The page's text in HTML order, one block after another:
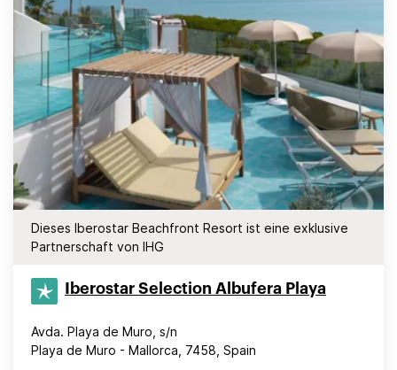
Dieses Iberostar Beachfront Resort ist eine exklusive
Partnerschaft von IHG
Iberostar Selection​ Albufera Playa
Avda. Playa de Muro, s/n
Playa de Muro - Mallorca, 7458, Spain